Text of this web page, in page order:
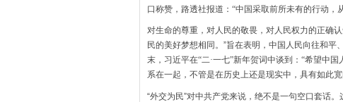
口称赞，路透社报道：“中国采取前所未有的行动，
对生命的尊重，对人民的敬畏，对人民权力的正确
民的美好梦想相同。”旨在表明，中国人民向往和平
末，习近平在“二·一七”新年贺词中谈到：“希望中
系在一起，不管是在历史上还是现实中，具有如此
“外交为民”对中共产党来说，绝不是一句空口套话。